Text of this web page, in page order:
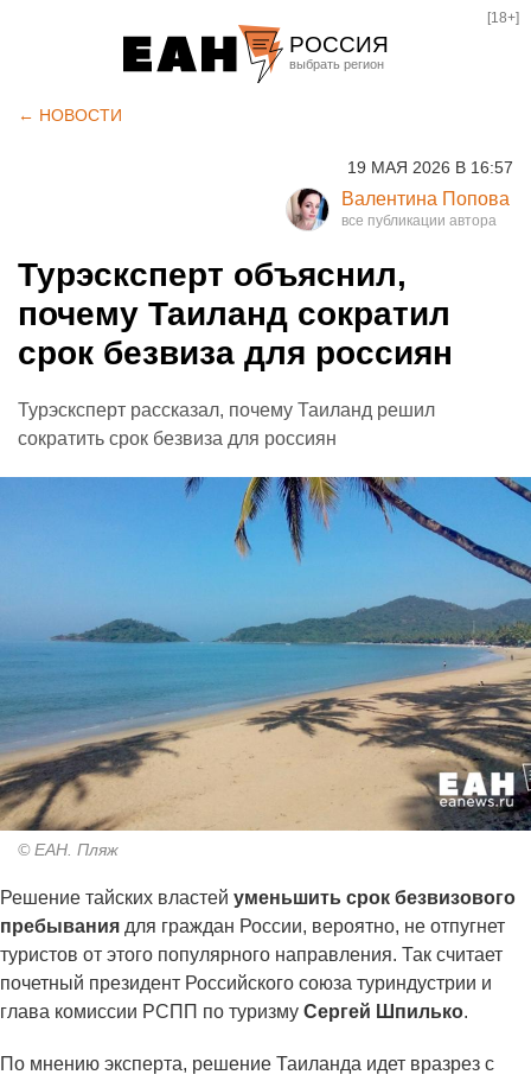
РОССИЯ
Курган
Оренбург
[18+]
← НОВОСТИ
19 МАЯ 2026 В 16:57
Валентина Попова
Турэсксперт объяснил,
почему Таиланд сократил
срок безвиза для россиян
Турэсксперт рассказал, почему Таиланд решил
сократить срок безвиза для россиян
© ЕАН. Пляж
Решение тайских властей уменьшить срок безвизового
пребывания для граждан России, вероятно, не отпугнет
туристов от этого популярного направления. Так считает
почетный президент Российского союза туриндустрии и
глава комиссии РСПП по туризму Сергей Шпилько.
По мнению эксперта, решение Таиланда идет вразрез с